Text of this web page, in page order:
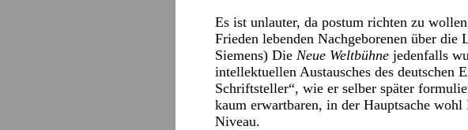
Es ist unlauter, da postum richten zu
Frieden lebenden Nachgeborenen über die
Siemens) Die Neue Weltbühne jedenfalls
intellektuellen Austausches des
Schriftsteller“, wie er selber später
kaum erwartbaren, in der Hauptsache
Niveau.